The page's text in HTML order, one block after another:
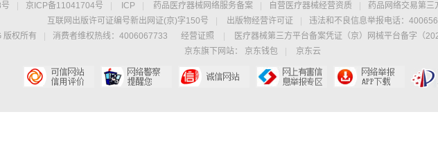
京ICP备11041704号 ICP 药品医疗器械网络服务备案 自营医疗器械经营资质 药品网络交易第三
互联网出版许可证编号新出网证(京)字150号
出版物经营许可证
违法和不良信息举报电话：
版权所有 消费者维权热线：4006067733 经营证照 医疗器械第三方平台备案凭证（京）网械平台备字（
京东旗下网站：
京东钱包 京东云